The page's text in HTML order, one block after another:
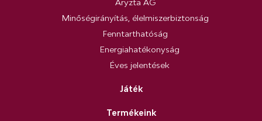
Aryzta AG
Minőségirányítás, élelmiszerbiztonság
Fenntarthatóság
Energiahatékonyság
Éves jelentések
Játék
Termékeink